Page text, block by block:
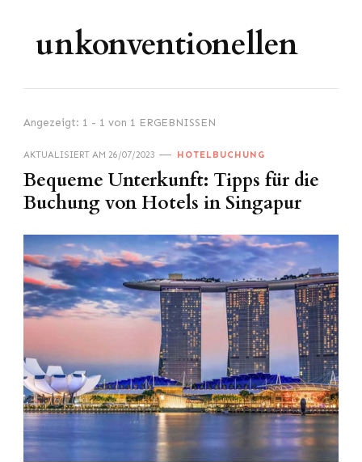
unkonventionellen
Angezeigt: 1 - 1 von 1 ERGEBNISSEN
AKTUALISIERT AM 26/07/2023 HOTELBUCHUNG
Bequeme Unterkunft: Tipps für die
Buchung von Hotels in Singapur